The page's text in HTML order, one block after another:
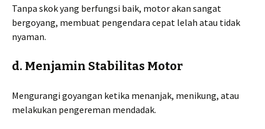
Tanpa skok yang berfungsi baik, motor akan sangat
bergoyang, membuat pengendara cepat lelah atau tidak
nyaman.
d. Menjamin Stabilitas Motor
Mengurangi goyangan ketika menanjak, menikung, atau
melakukan pengereman mendadak.